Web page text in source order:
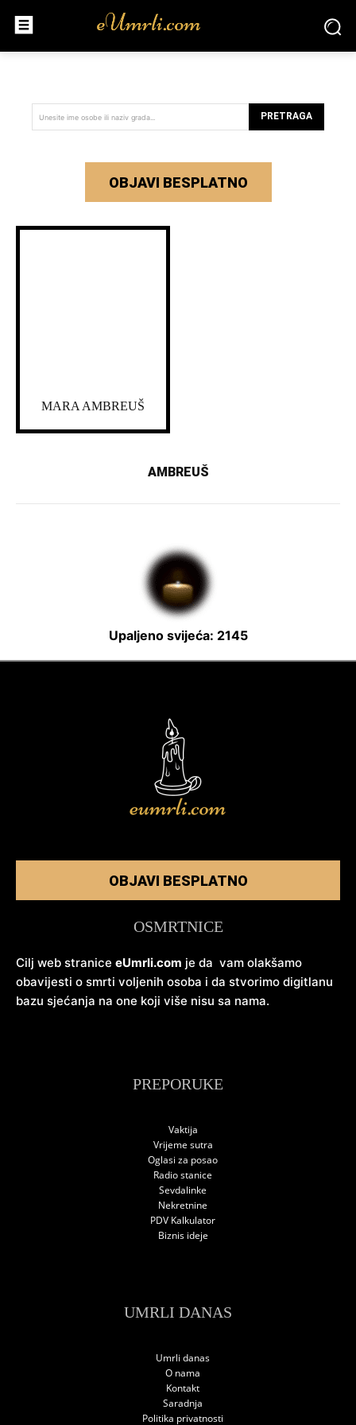
Unesite ime osobe ili naziv grada... PRETRAGA
OBJAVI BESPLATNO
MARA AMBREUŠ
AMBREUŠ
Upaljeno svijeća: 2145
OBJAVI BESPLATNO
OSMRTNICE
Cilj web stranice eUmrli.com je da vam olakšamo
obavijesti o smrti voljenih osoba i da stvorimo digitlanu
bazu sjećanja na one koji više nisu sa nama.
PREPORUKE
Vaktija
Vrijeme sutra
Oglasi za posao
Radio stanice
Sevdalinke
Nekretnine
PDV Kalkulator
Biznis ideje
UMRLI DANAS
Umrli danas
O nama
Kontakt
Saradnja
Politika privatnosti